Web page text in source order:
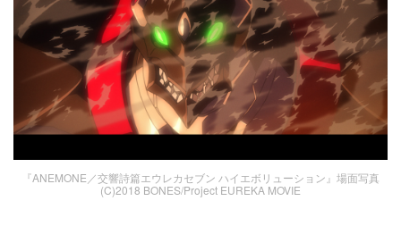
『ANEMONE／交響詩篇エウレカセブン ハイエボリューション』場面写真
(C)2018 BONES/Project EUREKA MOVIE